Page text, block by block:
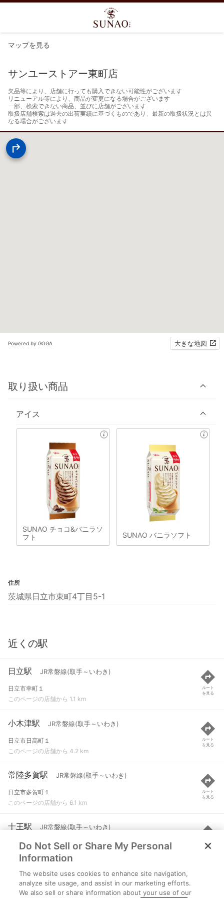
マップを見る
サンユーストアー東町店
欠品等により、店舗に行っても購入できない可能性がございます
リニューアル等により、商品が変更になる場合がございます
一部、検索できない商品、並びに店舗がございます
取扱店舗検索は過去の出荷実績に基づくものであり、最新の取扱状況とは異
なる場合がございます
Powered by GOGA 大きな地図
取り扱い商品
アイス
SUNAO チョコ&バニラソ
フト
SUNAO バニラソフト
住所
茨城県日立市東町4丁目5-1
近くの駅
日立駅 JR常磐線(取手～いわき)
日立市幸町１
このページの店舗から 1.1 km
ルート
を見る
小木津駅 JR常磐線(取手～いわき)
日立市日高町１
このページの店舗から 4.2 km
ルート
を見る
常陸多賀駅 JR常磐線(取手～いわき)
日立市多賀町１
このページの店舗から 6.1 km
ルート
を見る
十王駅 JR常磐線(取手～いわき)
日立市十王町友部
このページの店舗から 8.2 km
ルート
を見る
大甕駅 JR常磐線(取手～いわき)
日立市大みか町２
Do Not Sell or Share My Personal
Information
The website uses cookies to enhance site navigation,
analyze site usage, and assist in our marketing efforts.
We also sell or share information about your use of our